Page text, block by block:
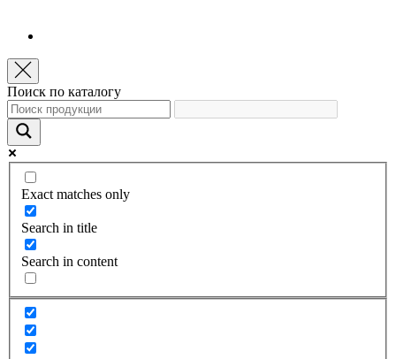
Поиск по каталогу
Exact matches only
Search in title
Search in content